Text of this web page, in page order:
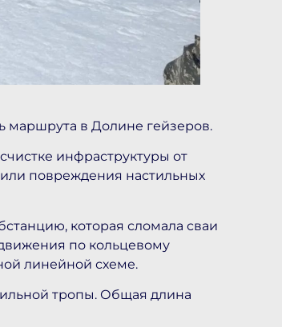
в Долине гейзеров.
инфраструктуры от
повреждения настильных
которая сломала сваи
по кольцевому
линейной схеме.
тропы. Общая длина